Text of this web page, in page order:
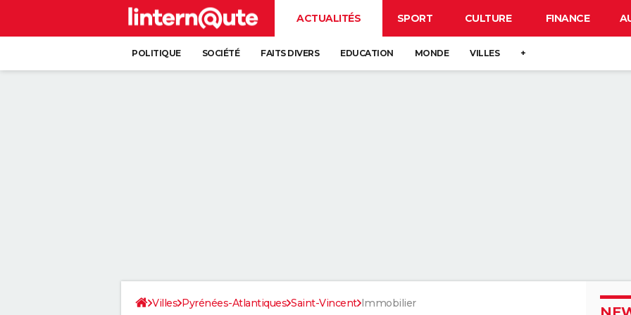
ACTUALITÉS SPORT CULTURE FINANCE
POLITIQUE SOCIÉTÉ FAITS DIVERS EDUCATION MONDE VILLES +
Villes Pyrénées-Atlantiques Saint-Vincent Immobilier